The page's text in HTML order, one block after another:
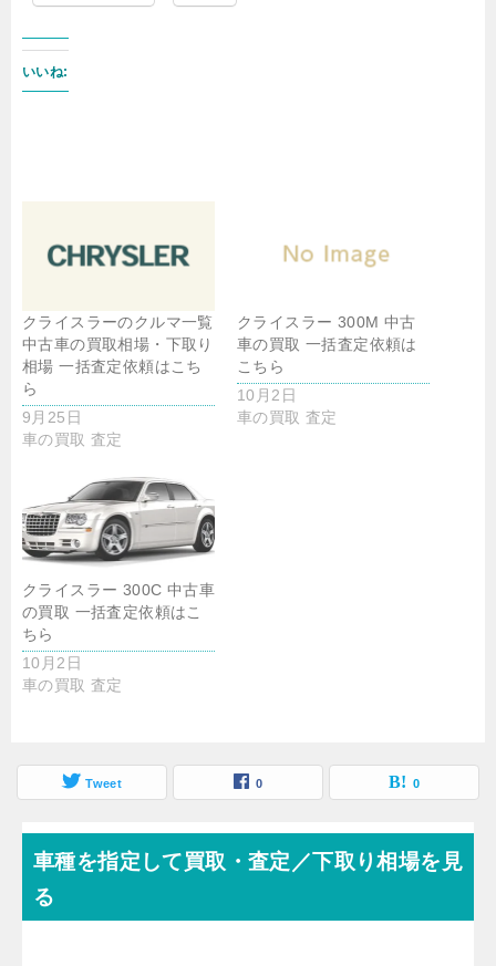
いいね:
クライスラーのクルマ一覧
中古車の買取相場・下取り
相場 一括査定依頼はこち
ら
9月25日
車の買取 査定
クライスラー 300M 中古
車の買取 一括査定依頼は
こちら
10月2日
車の買取 査定
クライスラー 300C 中古車
の買取 一括査定依頼はこ
ちら
10月2日
車の買取 査定
Tweet 0 0
車種を指定して買取・査定／下取り相場を見
る